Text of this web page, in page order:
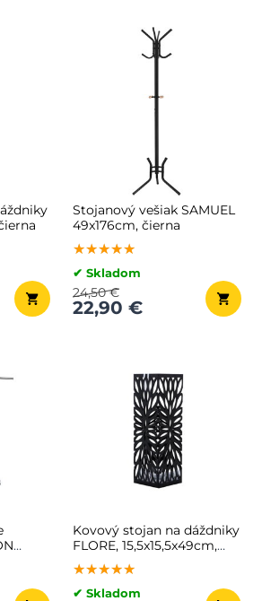
Stojanový vešiak SAMUEL
49x176cm, čierna
★★★★★
★★★★★
★★★★★
✔ Skladom
22,90 €
24,50 €
Kovový stojan na dáždniky
FLORE, 15,5x15,5x49cm,
čierna
★★★★★
★★★★★
★★★★★
✔ Skladom